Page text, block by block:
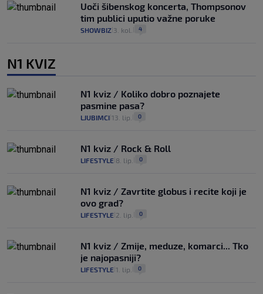
Uoči šibenskog koncerta, Thompsonov
tim publici uputio važne poruke
SHOWBIZ 3. kol. 4
N1 KVIZ
N1 kviz / Koliko dobro poznajete
pasmine pasa?
LJUBIMCI 13. lip. 0
N1 kviz / Rock & Roll
LIFESTYLE 8. lip. 0
N1 kviz / Zavrtite globus i recite koji je
ovo grad?
LIFESTYLE 2. lip. 0
N1 kviz / Zmije, meduze, komarci... Tko
je najopasniji?
LIFESTYLE 1. lip. 0